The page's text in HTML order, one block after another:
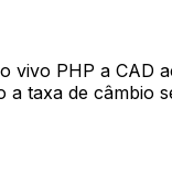
vivo PHP a CAD
taxa de câmbio